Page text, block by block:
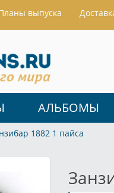
выпуска
АЛЬБОМЫ
1882 1 пайса